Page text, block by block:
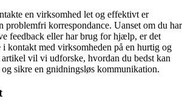
en virksomhed let og effektivt er
problemfri korrespondance. Uanset om du har
feedback eller har brug for hjælp, er det
kontakt med virksomheden på en hurtig og
vil vi udforske, hvordan du bedst kan
sikre en gnidningsløs kommunikation.